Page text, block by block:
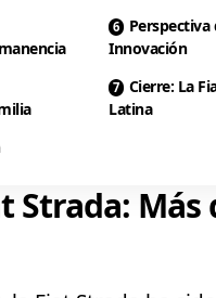
Innovación
Cierre: La
Latina
Strada: Más